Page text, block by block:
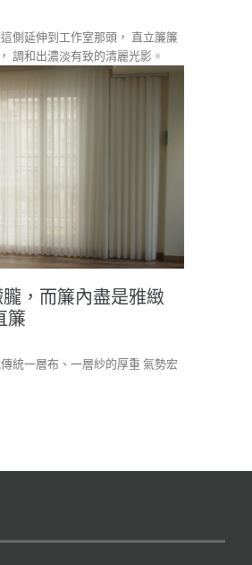
側延伸到工作室那頭， 直立簾簾
調和出濃淡有致的清麗光影。
朧，而簾內盡是雅緻
簾
統一層布、一層紗的厚重 氣勢宏